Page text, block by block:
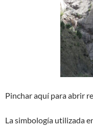
Pinchar aquí para abrir
La simbología utilizada